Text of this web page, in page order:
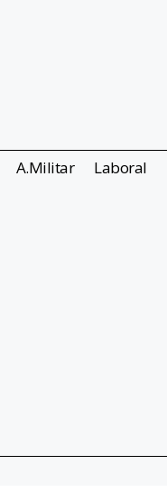
A.Militar Laboral